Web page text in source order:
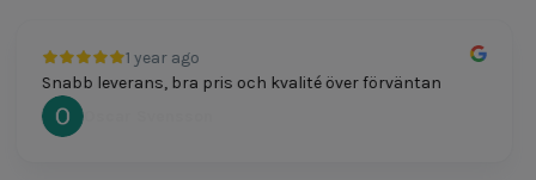
1 year ago
Snabb leverans, bra pris och kvalité över förväntan
Oscar Svensson